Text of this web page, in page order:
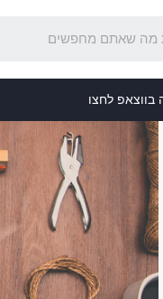
בווצאפ לחצו